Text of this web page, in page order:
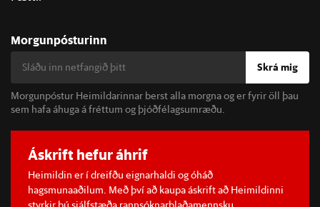
Morgunpósturinn
Skrá mig
Morgunpóstur Heimildarinnar berst alla morgna og er fyrir öll þau
sem hafa áhuga á fréttum og þjóðfélagsumræðu.
Áskrift hefur áhrif
Heimildin er í dreifðu eignarhaldi og óháð
hagsmunaaðilum. Með því að kaupa áskrift að Heimildinni